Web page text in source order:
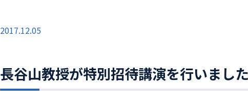
2017.12.05
長谷山教授が特別招待講演を行いました